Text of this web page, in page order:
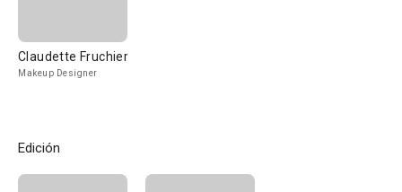
Claudette Fruchier
Makeup Designer
Edición